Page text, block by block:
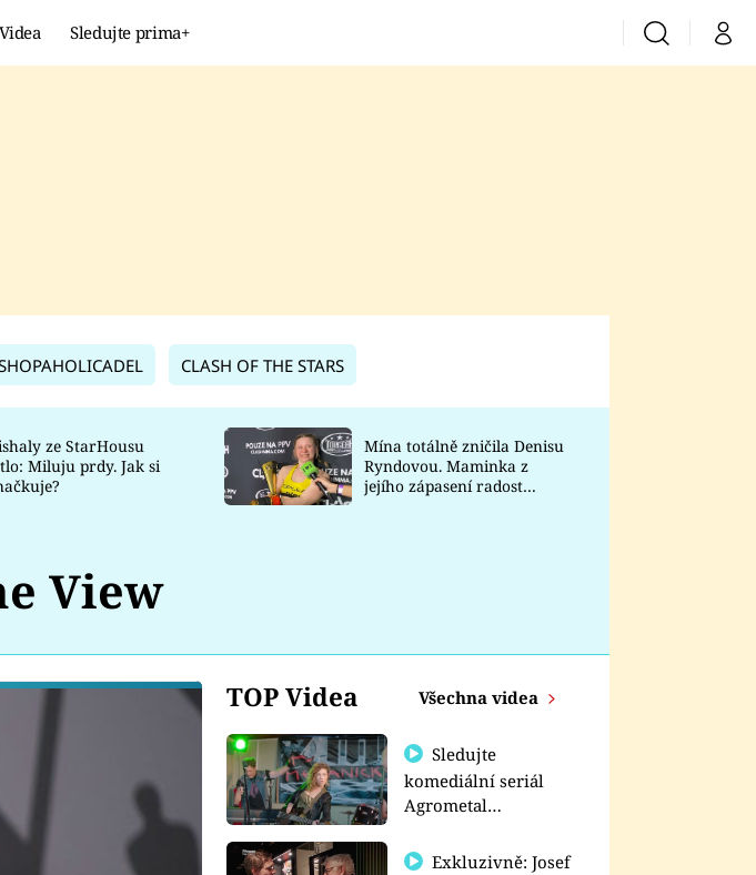
Videa Sledujte prima+ VyhledáváníMůj
Prima Lajk
Sledujte nás
CLASH OF THE STARS
ze StarHousu
Miluju prdy. Jak si
Mína totálně zničila Denisu
Ryndovou. Maminka z
jejího zápasení radost
View
TOP Videa Všechna videa
Sledujte
komediální seriál
Agrometal
prima+
Exkluzivně: Josef